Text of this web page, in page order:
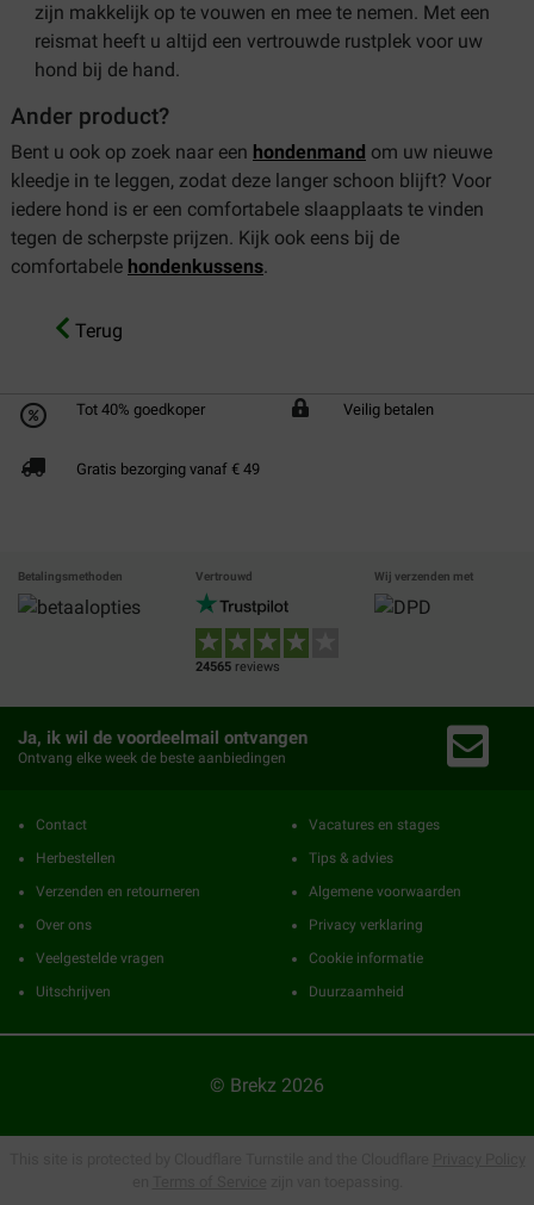
zijn makkelijk op te vouwen en mee te nemen. Met een
reismat heeft u altijd een vertrouwde rustplek voor uw
hond bij de hand.
Ander product?
Bent u ook op zoek naar een hondenmand om uw nieuwe
kleedje in te leggen, zodat deze langer schoon blijft? Voor
iedere hond is er een comfortabele slaapplaats te vinden
tegen de scherpste prijzen. Kijk ook eens bij de
comfortabele hondenkussens.
Terug
Tot 40% goedkoper Veilig betalen
Gratis bezorging vanaf € 49
Betalingsmethoden Vertrouwd
24565 reviews
Wij verzenden met
Ja, ik wil de voordeelmail ontvangen
Ontvang elke week de beste aanbiedingen
Contact
Herbestellen
Verzenden en retourneren
Over ons
Veelgestelde vragen
Uitschrijven
Vacatures en stages
Tips & advies
Algemene voorwaarden
Privacy verklaring
Cookie informatie
Duurzaamheid
© Brekz 2026